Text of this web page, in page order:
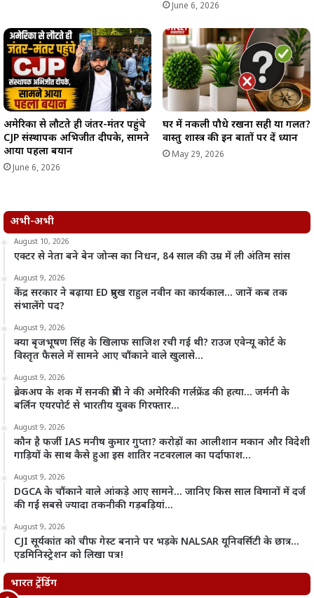
June 6, 2026
अमेरिका से लौटते ही जंतर-मंतर पहुंचे
CJP संस्थापक अभिजीत दीपके, सामने
आया पहला बयान
June 6, 2026
घर में नकली पौधे रखना सही या गलत?
वास्तु शास्त्र की इन बातों पर दें ध्यान
May 29, 2026
अभी-अभी
August 10, 2026
एक्टर से नेता बने बेन जोन्स का निधन, 84 साल की उम्र में ली अंतिम सांस
August 9, 2026
केंद्र सरकार ने बढ़ाया ED प्रमुख राहुल नवीन का कार्यकाल… जानें कब तक
संभालेंगे पद?
August 9, 2026
क्या बृजभूषण सिंह के खिलाफ साजिश रची गई थी? राउज एवेन्यू कोर्ट के
विस्तृत फैसले में सामने आए चौंकाने वाले खुलासे…
August 9, 2026
ब्रेकअप के शक में सनकी प्रेमी ने की अमेरिकी गर्लफ्रेंड की हत्या… जर्मनी के
बर्लिन एयरपोर्ट से भारतीय युवक गिरफ्तार…
August 9, 2026
कौन है फर्जी IAS मनीष कुमार गुप्ता? करोड़ों का आलीशान मकान और विदेशी
गाड़ियों के साथ कैसे हुआ इस शातिर नटवरलाल का पर्दाफाश…
August 9, 2026
DGCA के चौंकाने वाले आंकड़े आए सामने… जानिए किस साल विमानों में दर्ज
की गईं सबसे ज्यादा तकनीकी गड़बड़ियां…
August 9, 2026
CJI सूर्यकांत को चीफ गेस्ट बनाने पर भड़के NALSAR यूनिवर्सिटी के छात्र…
एडमिनिस्ट्रेशन को लिखा पत्र!
भारत ट्रेंडिंग